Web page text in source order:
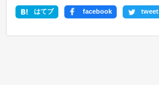
はてブ facebook tweet